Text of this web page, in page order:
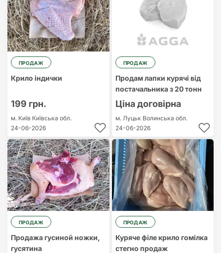
ПРОДАЖ
Крило індички
199 грн.
м. Київ Київська обл.
24-06-2026
ПРОДАЖ
Продам лапки курячі від
постачальника з 20 тонн
Ціна договірна
м. Луцьк Волинська обл.
24-06-2026
ПРОДАЖ
Продажа гусиной ножки,
гусятина
ПРОДАЖ
Куряче філе крило гомілка
стегно продаж